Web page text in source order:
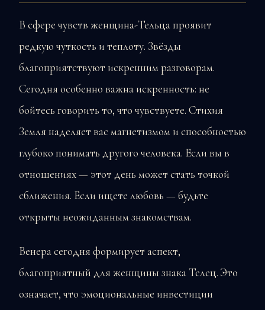
В сфере чувств женщина-Тельца проявит
редкую чуткость и теплоту. Звёзды
благоприятствуют искренним разговорам.
Сегодня особенно важна искренность: не
бойтесь говорить то, что чувствуете. Стихия
Земля наделяет вас магнетизмом и способностью
глубоко понимать другого человека. Если вы в
отношениях — этот день может стать точкой
сближения. Если ищете любовь — будьте
открыты неожиданным знакомствам.
Венера сегодня формирует аспект,
благоприятный для женщины знака Телец. Это
означает, что эмоциональные инвестиции